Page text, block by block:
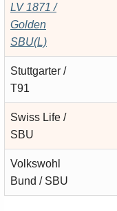
LV 1871 /
Golden
SBU(L)
Stuttgarter /
T91
Swiss Life /
SBU
Volkswohl
Bund / SBU